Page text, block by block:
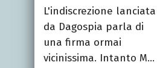
L'indiscrezione lanciata
da Dagospia parla di
una firma ormai
vicinissima. Intanto M...